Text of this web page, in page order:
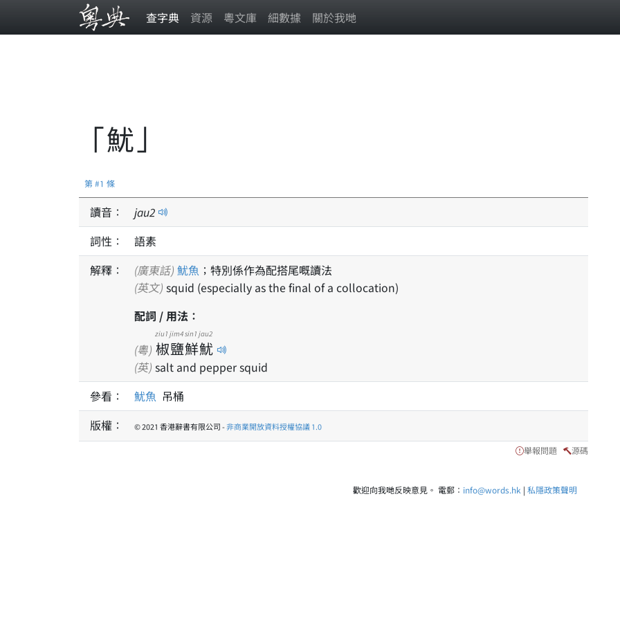
查字典 資源 粵文庫 細數據 關於我哋
「魷」
第 #1 條
讀音： jau2
詞性：
語素
解釋：
(廣東話) 魷魚 ；特別係作為配搭尾嘅讀法
(英文) squid (especially as the final of a collocation)
配詞 / 用法：
(粵) 椒
ziu1
鹽
jim4
鮮
sin1
魷
jau2
(英) salt and pepper squid
參看：
魷魚 吊桶
版權：
© 2021 香港辭書有限公司 -非商業開放資料授權協議 1.0
舉報問題 源碼
歡迎向我哋反映意見。 電郵： info@words.hk | 私隱政策聲明